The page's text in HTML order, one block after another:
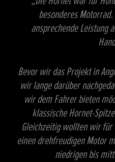
besonderes
ansprechende Leistung
Bevor wir das Projekt in
wir lange darüber
wir dem Fahrer bieten
klassische Hornet-
Gleichzeitig wollten wir für
einen drehfreudigen Motor
niedrigen bis